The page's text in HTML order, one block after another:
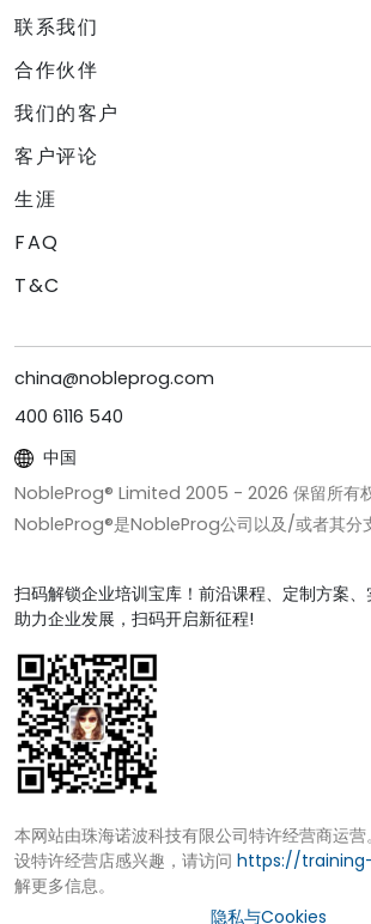
联系我们
合作伙伴
我们的客户
客户评论
生涯
FAQ
T&C
china@nobleprog.com
400 6116 540
中国
NobleProg® Limited 2005 - 2026 保留所有
NobleProg®是NobleProg公司以及/或者其分
扫码解锁企业培训宝库！前沿课程、定制方案、
助力企业发展，扫码开启新征程!
本网站由珠海诺波科技有限公司特许经营商运
设特许经营店感兴趣，请访问 https://
解更多信息。
隐私与Cookies